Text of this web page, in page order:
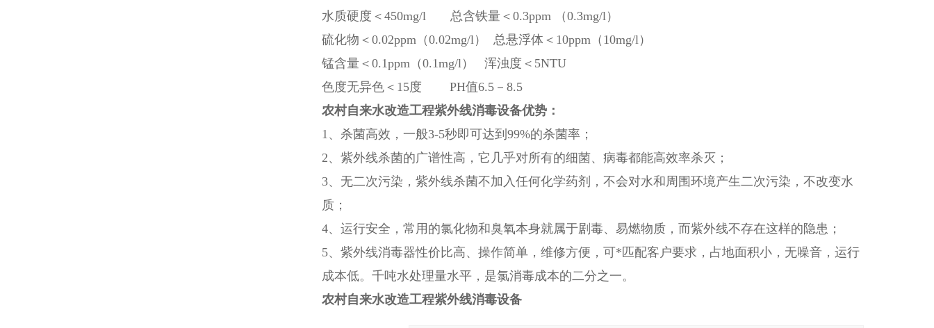
水质硬度＜450mg/l 总含铁量＜0.3ppm （0.3mg/l）
硫化物＜0.02ppm（0.02mg/l） 总悬浮体＜10ppm（10mg/l）
锰含量＜0.1ppm（0.1mg/l） 浑浊度＜5NTU
色度无异色＜15度 PH值6.5－8.5
农村自来水改造工程紫外线消毒设备优势：
1、杀菌高效，一般3-5秒即可达到99%的杀菌率；
2、紫外线杀菌的广谱性高，它几乎对所有的细菌、病毒都能高效率杀灭；
3、无二次污染，紫外线杀菌不加入任何化学药剂，不会对水和周围环境产生二次污染，不改变水
质；
4、运行安全，常用的氯化物和臭氧本身就属于剧毒、易燃物质，而紫外线不存在这样的隐患；
5、紫外线消毒器性价比高、操作简单，维修方便，可*匹配客户要求，占地面积小，无噪音，运行
成本低。千吨水处理量水平，是氯消毒成本的二分之一。
农村自来水改造工程紫外线消毒设备